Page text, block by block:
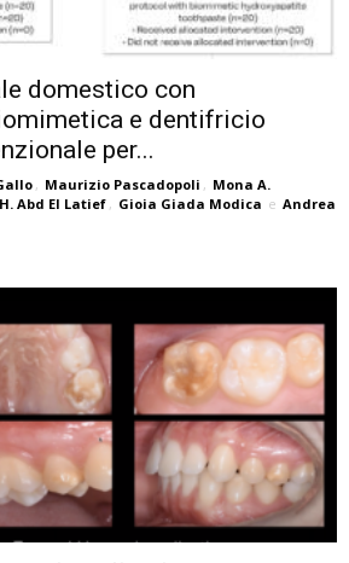
domestico con
e dentifricio
per...
, Maurizio Pascadopoli , Mona A.
Abd El Latief , Gioia Giada Modica e Andrea